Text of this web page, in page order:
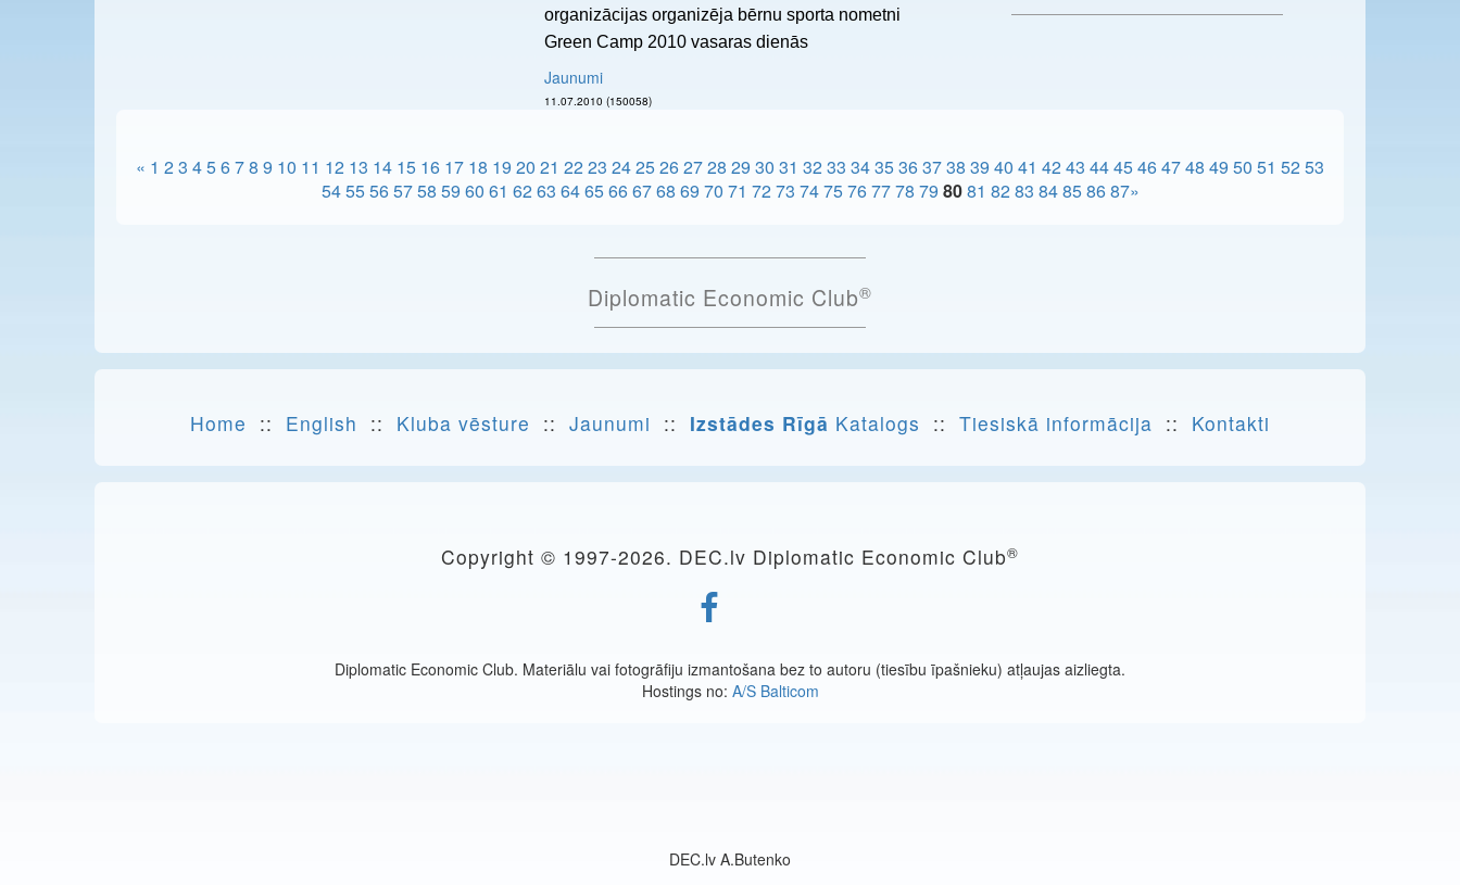
organizācijas organizēja bērnu sporta nometni
Green Camp 2010 vasaras dienās
Jaunumi
11.07.2010 (150058)
« 1 23 45678 9 10 11 12 13 14 15 16 17 18 19 20 21 2223 2425262728 29 30 31 3233 3435363738 39 40 41 4243 4445464748 49 50 51 5253
5455565758 59 60 61 6263 6465666768 69 70 71 7273 7475767778 79 8081 8283 84858687»
Diplomatic Economic Club®
Home :: English :: Kluba vēsture :: Jaunumi :: Izstādes Rīgā Katalogs :: Tiesiskā informācija :: Kontakti
Copyright © 1997-2026. DEC.lv Diplomatic Economic Club®
Diplomatic Economic Club. Materiālu vai fotogrāfiju izmantošana bez to autoru (tiesību īpašnieku) atļaujas aizliegta.
Hostings no: A/S Balticom
DEC.lv A.Butenko